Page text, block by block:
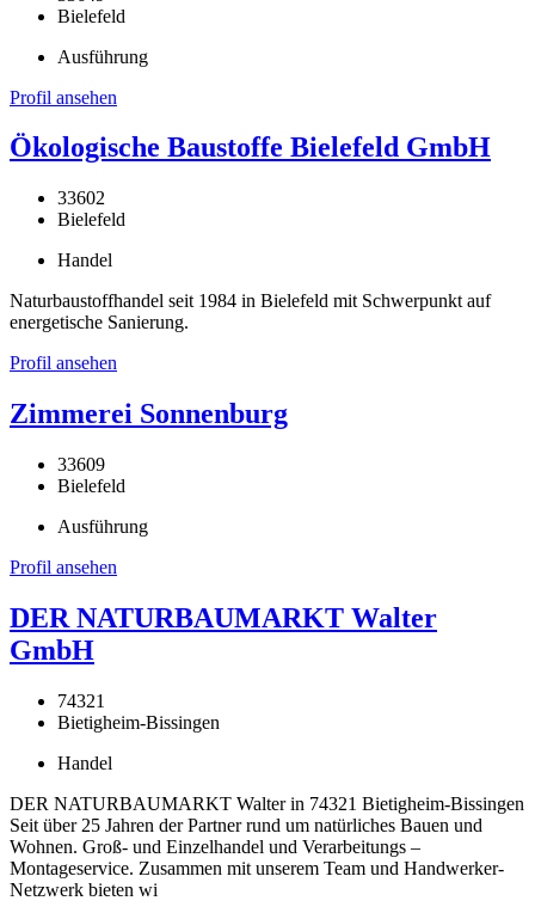
Bielefeld
Ausführung
Profil ansehen
Ökologische Baustoffe Bielefeld GmbH
33602
Bielefeld
Handel
Naturbaustoffhandel seit 1984 in Bielefeld mit Schwerpunkt auf
energetische Sanierung.
Profil ansehen
Zimmerei Sonnenburg
33609
Bielefeld
Ausführung
Profil ansehen
DER NATURBAUMARKT Walter
GmbH
74321
Bietigheim-Bissingen
Handel
DER NATURBAUMARKT Walter in 74321 Bietigheim-Bissingen
Seit über 25 Jahren der Partner rund um natürliches Bauen und
Wohnen. Groß- und Einzelhandel und Verarbeitungs –
Montageservice. Zusammen mit unserem Team und Handwerker-
Netzwerk bieten wi